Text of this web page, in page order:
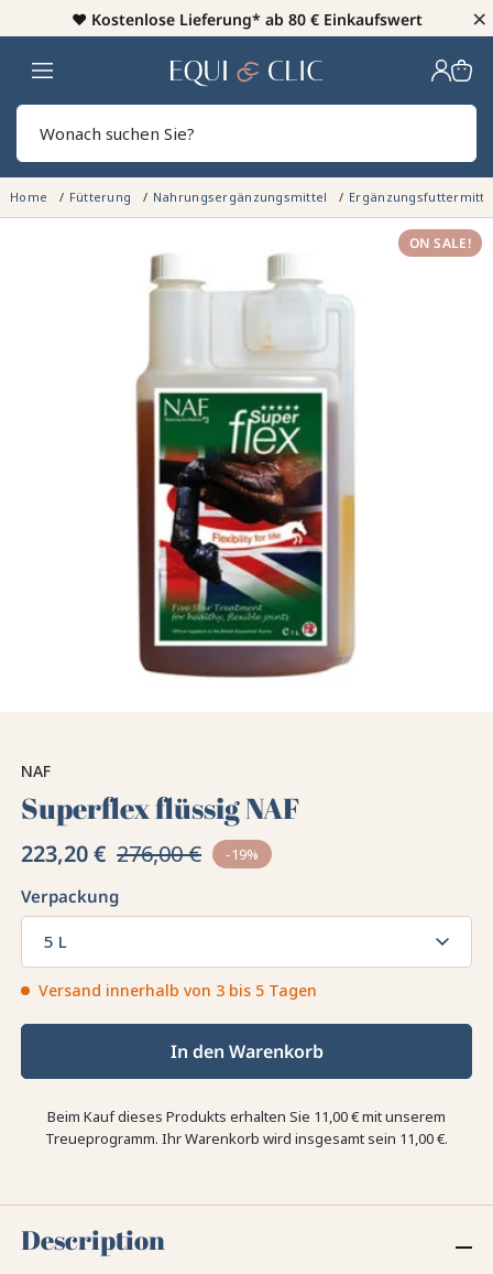
♥️ Kostenlose Lieferung* ab 80 € Einkaufswert ×
Heim
Home Fütterung Nahrungsergänzungsmittel
ON SALE!
NAF
Superflex flüssig NAF
223,20 € 276,00 € -19%
Verpackung
5 L
Versand innerhalb von 3 bis 5 Tagen
In den Warenkorb
Beim Kauf dieses Produkts erhalten Sie 11,00 €mit unserem
Treueprogramm. Ihr Warenkorb wird insgesamt sein 11,00 €.
Description